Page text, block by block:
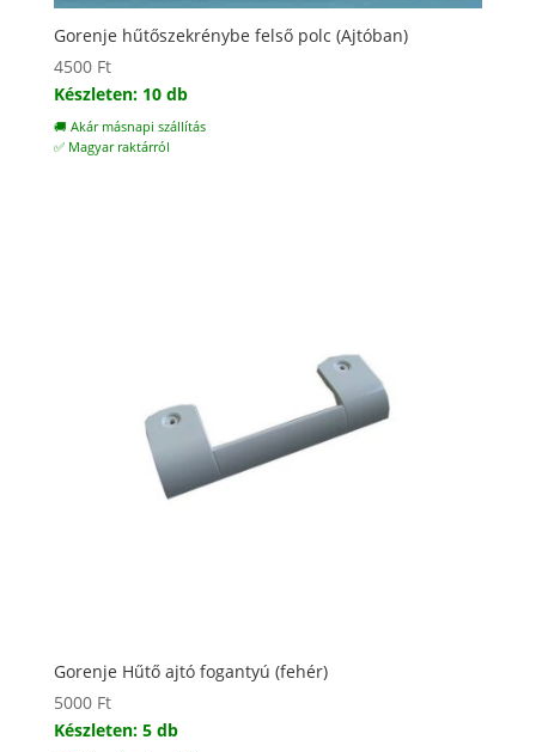
Gorenje hűtőszekrénybe felső polc (Ajtóban)
4500 Ft
Készleten: 10 db
🚚 Akár másnapi szállítás
✅ Magyar raktárról
Gorenje Hűtő ajtó fogantyú (fehér)
5000 Ft
Készleten: 5 db